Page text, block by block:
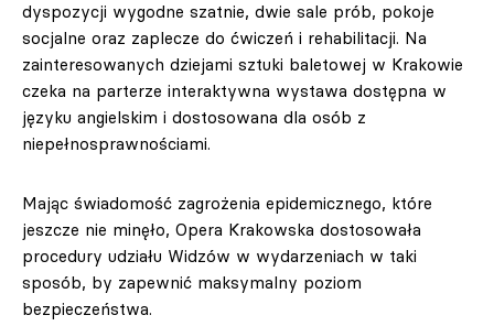
dyspozycji wygodne szatnie, dwie sale prób, pokoje
socjalne oraz zaplecze do ćwiczeń i rehabilitacji. Na
zainteresowanych dziejami sztuki baletowej w Krakowie
czeka na parterze interaktywna wystawa dostępna w
języku angielskim i dostosowana dla osób z
niepełnosprawnościami.
Mając świadomość zagrożenia epidemicznego, które
jeszcze nie minęło, Opera Krakowska dostosowała
procedury udziału Widzów w wydarzeniach w taki
sposób, by zapewnić maksymalny poziom
bezpieczeństwa.